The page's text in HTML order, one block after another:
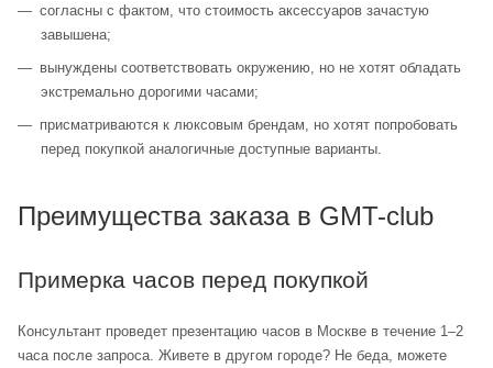
согласны с фактом, что стоимость аксессуаров зачастую
завышена;
вынуждены соответствовать окружению, но не хотят обладать
экстремально дорогими часами;
присматриваются к люксовым брендам, но хотят попробовать
перед покупкой аналогичные доступные варианты.
Преимущества заказа в GMT-club
Примерка часов перед покупкой
Консультант проведет презентацию часов в Москве в течение 1–2
часа после запроса. Живете в другом городе? Не беда, можете